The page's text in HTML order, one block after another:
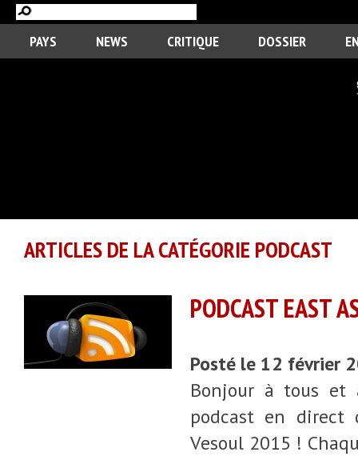
PAYS NEWS CRITIQUE DOSSIER
ARTICLES DE LA CATÉGORIE PODCAST
PODCAST EAST
Posté le 12 février
Bonjour à tous et
podcast en direct
Vesoul 2015 !